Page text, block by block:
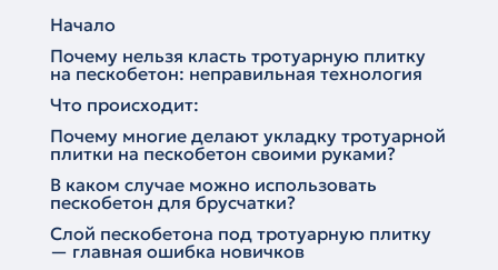
Начало
Почему нельзя класть тротуарную плитку
на пескобетон: неправильная технология
Что происходит:
Почему многие делают укладку тротуарной
плитки на пескобетон своими руками?
В каком случае можно использовать
пескобетон для брусчатки?
Слой пескобетона под тротуарную плитку
— главная ошибка новичков